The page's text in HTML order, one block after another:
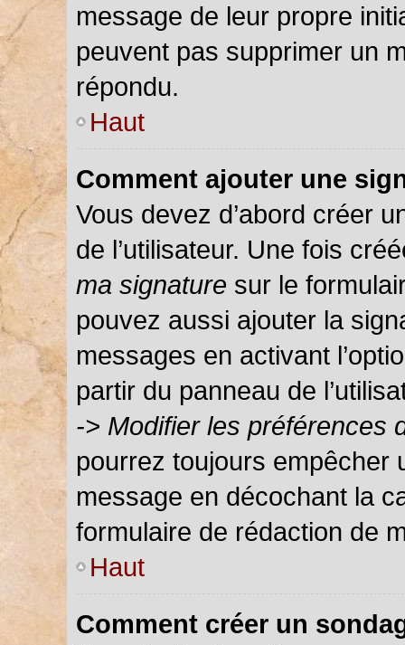
message de leur propre
peuvent pas supprimer un
répondu.
Haut
Comment ajouter une
Vous devez d’abord créer
de l’utilisateur. Une fois
ma signature sur le
pouvez aussi ajouter la
messages en activant
partir du panneau de
-> Modifier les préférences
pourrez toujours empêcher
message en décochant la
formulaire de rédaction de
Haut
Comment créer un